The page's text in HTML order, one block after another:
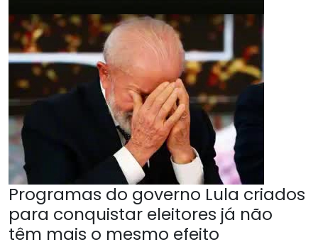
Programas do governo Lula criados
para conquistar eleitores já não
têm mais o mesmo efeito